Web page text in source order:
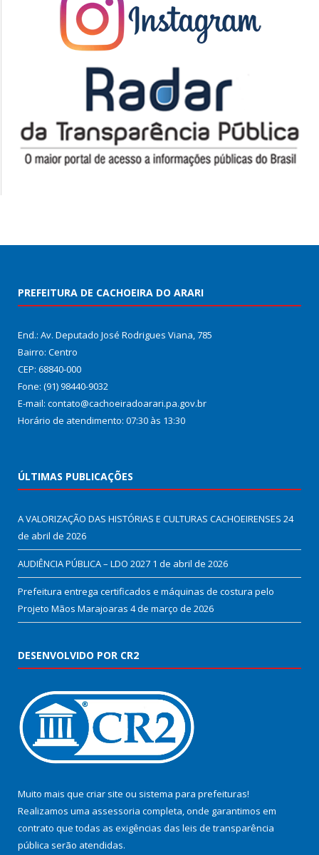
PREFEITURA DE CACHOEIRA DO ARARI
End.: Av. Deputado José Rodrigues Viana, 785
Bairro: Centro
CEP: 68840-000
Fone: (91) 98440-9032
E-mail: contato@cachoeiradoarari.pa.gov.br
Horário de atendimento: 07:30 às 13:30
ÚLTIMAS PUBLICAÇÕES
A VALORIZAÇÃO DAS HISTÓRIAS E CULTURAS CACHOEIRENSES 24
de abril de 2026
AUDIÊNCIA PÚBLICA – LDO 2027 1 de abril de 2026
Prefeitura entrega certificados e máquinas de costura pelo
Projeto Mãos Marajoaras 4 de março de 2026
DESENVOLVIDO POR CR2
Muito mais que criar site ou sistema para prefeituras!
Realizamos uma assessoria completa, onde garantimos em
contrato que todas as exigências das leis de transparência
pública serão atendidas.